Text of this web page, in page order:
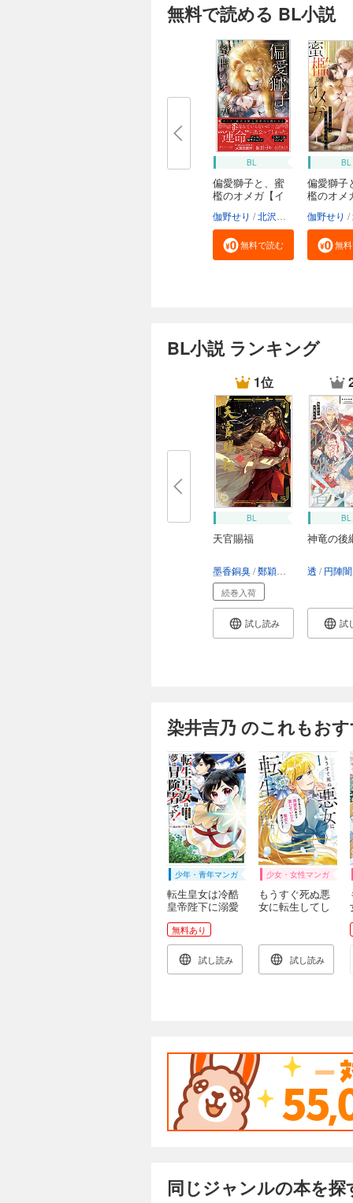
無料で読める BL小説
BL
偏愛獅子と、蜜
檻のオメガ【イ
伽野せり 北沢きょう
無料で読む
BL
偏愛獅子
檻のオメ
伽野せり
無
BL小説 ランキング
1位
BL
天官賜福
墨香銅臭 鄭穎馨 日出的小太陽
続巻入荷
試し読み
BL
神竜の後
透 円陣
試
染井吉乃 のこれもお
少年・青年マンガ
転生皇女は冷酷
皇帝陛下に溺愛
されるが夢は冒
険者です！1
無料あり
試し読み
少女・女性マンガ
もうすぐ死ぬ悪
女に転生してし
美女を演じてい
たら聖女に選ば
れました１
試し読み
同じジャンルの本を探